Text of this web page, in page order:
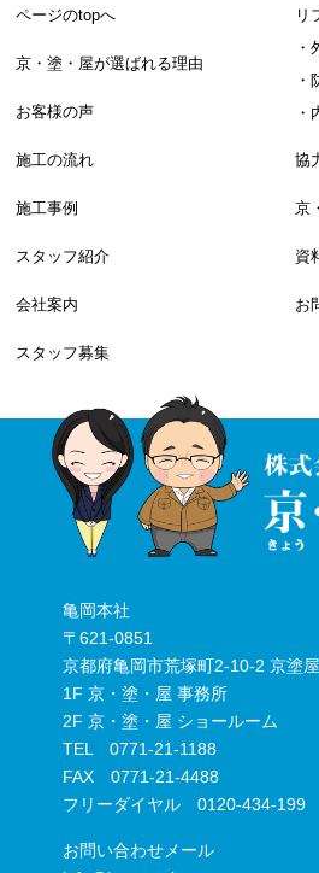
ページのtopへ
京・塗・屋が選ばれる理由
お客様の声
施工の流れ
リ
・
・
・
施工事例
スタッフ紹介
会社案内
スタッフ募集
協
京
資
お
亀岡本社
〒621-0851
京都府亀岡市荒塚町2-10-2 京塗
1F 京・塗・屋 事務所
2F 京・塗・屋 ショールーム
TEL 0771-21-1188
FAX 0771-21-4488
フリーダイヤル 0120-434-199
お問い合わせメール